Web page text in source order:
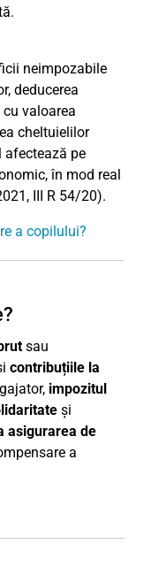
neimpozabile
deducerea
valoarea
cheltuielilor
afectează pe
în mod real
III R 54/20).
a copilului?
sau
contribuțiile la
impozitul
și
asigurarea de
a